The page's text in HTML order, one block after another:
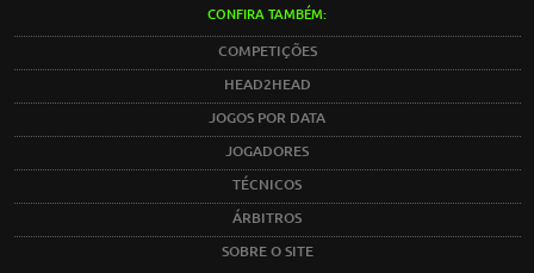
CONFIRA TAMBÉM:
COMPETIÇÕES
HEAD2HEAD
JOGOS POR DATA
JOGADORES
TÉCNICOS
ÁRBITROS
SOBRE O SITE